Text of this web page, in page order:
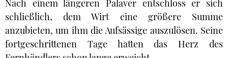
Nach einem längeren Palaver entschloss er sich
schließlich, dem Wirt eine größere Summe
anzubieten, um ihm die Aufsässige auszulösen. Seine
fortgeschrittenen Tage hatten das Herz des